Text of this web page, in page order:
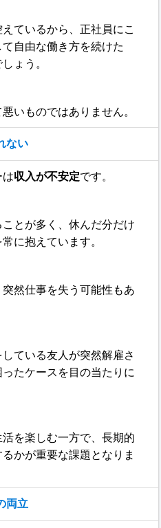
ているから、正社員にこ
自由な働き方を続けた
ょう。
いものではありません。
ない
は収入が不安定です。
とが多く、休んだ分だけ
に抱えています。
然仕事を失う可能性もあ
ている友人が突然解雇さ
たケースを目の当たりに
を楽しむ一方で、長期的
かが重要な課題となりま
両立